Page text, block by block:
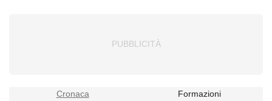
Cronaca Formazioni